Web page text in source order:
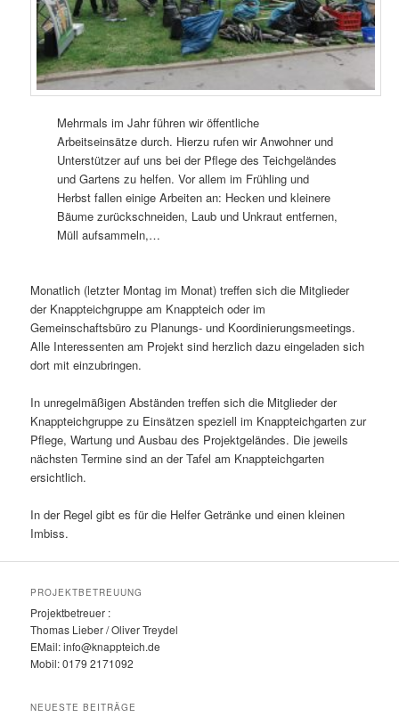
Mehrmals im Jahr führen wir öffentliche
Arbeitseinsätze durch. Hierzu rufen wir Anwohner und
Unterstützer auf uns bei der Pflege des Teichgeländes
und Gartens zu helfen. Vor allem im Frühling und
Herbst fallen einige Arbeiten an: Hecken und kleinere
Bäume zurückschneiden, Laub und Unkraut entfernen,
Müll aufsammeln,…
Monatlich (letzter Montag im Monat) treffen sich die Mitglieder
der Knappteichgruppe am Knappteich oder im
Gemeinschaftsbüro zu Planungs- und Koordinierungsmeetings.
Alle Interessenten am Projekt sind herzlich dazu eingeladen sich
dort mit einzubringen.
In unregelmäßigen Abständen treffen sich die Mitglieder der
Knappteichgruppe zu Einsätzen speziell im Knappteichgarten zur
Pflege, Wartung und Ausbau des Projektgeländes. Die jeweils
nächsten Termine sind an der Tafel am Knappteichgarten
ersichtlich.
In der Regel gibt es für die Helfer Getränke und einen kleinen
Imbiss.
PROJEKTBETREUUNG
Projektbetreuer :
Thomas Lieber / Oliver Treydel
EMail: info@knappteich.de
Mobil: 0179 2171092
NEUESTE BEITRÄGE